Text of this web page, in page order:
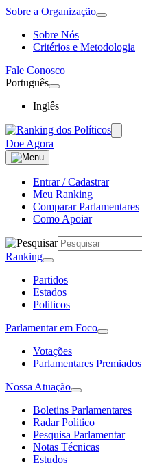
Sobre a Organização
Sobre Nós
Critérios e Metodologia
Fale Conosco
Português
Inglês
Doe Agora
Entrar / Cadastrar
Meu Ranking
Comparar Parlamentares
Como Apoiar
Ranking
Partidos
Estados
Politicos
Parlamentar em Foco
Votações
Parlamentares Premiados
Nossa Atuação
Boletins Parlamentares
Radar Politico
Pesquisa Parlamentar
Notas Técnicas
Estudos